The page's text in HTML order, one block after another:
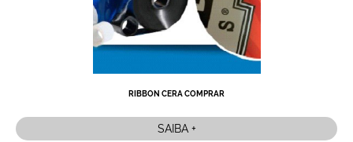
RIBBON CERA COMPRAR
SAIBA +